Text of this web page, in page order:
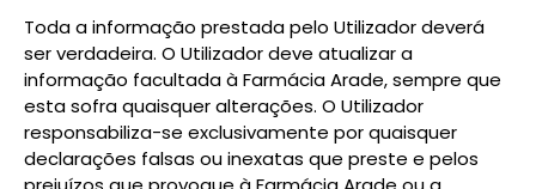
Toda a informação prestada pelo Utilizador deverá
ser verdadeira. O Utilizador deve atualizar a
informação facultada à Farmácia Arade, sempre que
esta sofra quaisquer alterações. O Utilizador
responsabiliza-se exclusivamente por quaisquer
declarações falsas ou inexatas que preste e pelos